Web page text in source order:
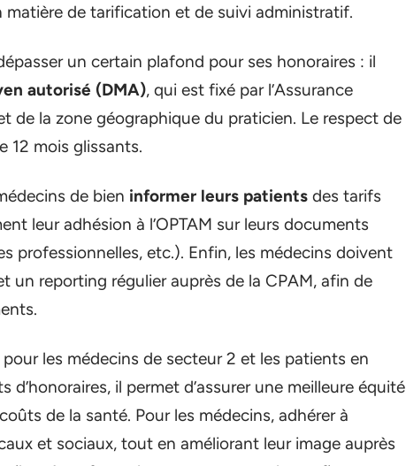
de tarification et de suivi administratif.
un certain plafond pour ses honoraires : il
autorisé (DMA), qui est fixé par l’Assurance
de la zone géographique du praticien. Le respect de
12 mois glissants.
de bien informer leurs patients des tarifs
leur adhésion à l’OPTAM sur leurs documents
professionnelles, etc.). Enfin, les médecins doivent
un reporting régulier auprès de la CPAM, afin de
les médecins de secteur 2 et les patients en
d’honoraires, il permet d’assurer une meilleure équité
de la santé. Pour les médecins, adhérer à
et sociaux, tout en améliorant leur image auprès